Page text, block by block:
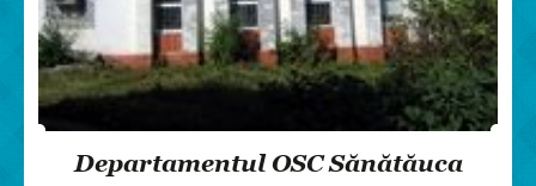
Departamentul OSC Sănătăuca